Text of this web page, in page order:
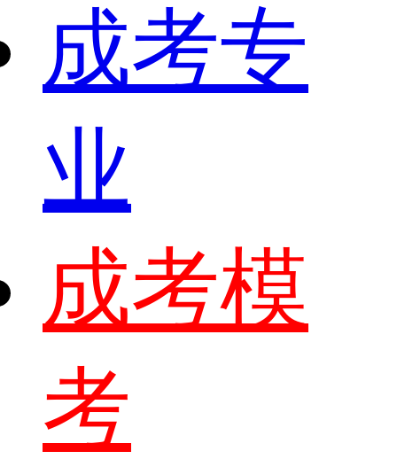
成考专
业
成考模
考